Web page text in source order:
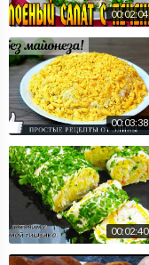
00:02:04
00:03:38
00:02:40